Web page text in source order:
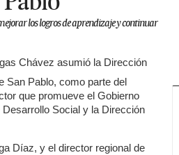
los logros de aprendizaje y continuar
Chávez asumió la Dirección
San Pablo, como parte del
que promueve el Gobierno
Social y la Dirección
Díaz, y el director regional de